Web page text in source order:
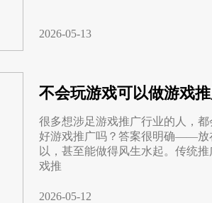
2026-05-13
不会玩游戏可以做游戏推
很多想涉足游戏推广行业的人，
好游戏推广吗？答案很明确——放
以，甚至能做得风生水起。传统
戏推
2026-05-12